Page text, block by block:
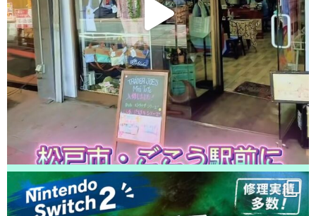
ありがとうございました！
2026/05/23
松戸市よりお越しのお客様のiPhone14の液晶交換をさせて頂きました！あ
りがとうございました！
2026/05/22
松戸市よりお越しのお客様のiPhone11の液晶交換をさせて頂きました！あ
りがとうございました！
2026/05/22
松戸市よりお越しのお客様のiPhone12ProMaxの基板修理をさせて頂きまし
た！ありがとうございました！
松戸市よりお越しのお客様のiPhone13ProMaxの充電不良修理をさせて頂き
ました！ありがとうございました！
2026/05/21
松戸市よりお越しのお客様のiPhone11のバッテリー交換をさせて頂きまし
た！ありがとうございました！
2026/05/20
松戸市よりお越しのお客様のiPhoneSE3のガラス交換をさせて頂きまし